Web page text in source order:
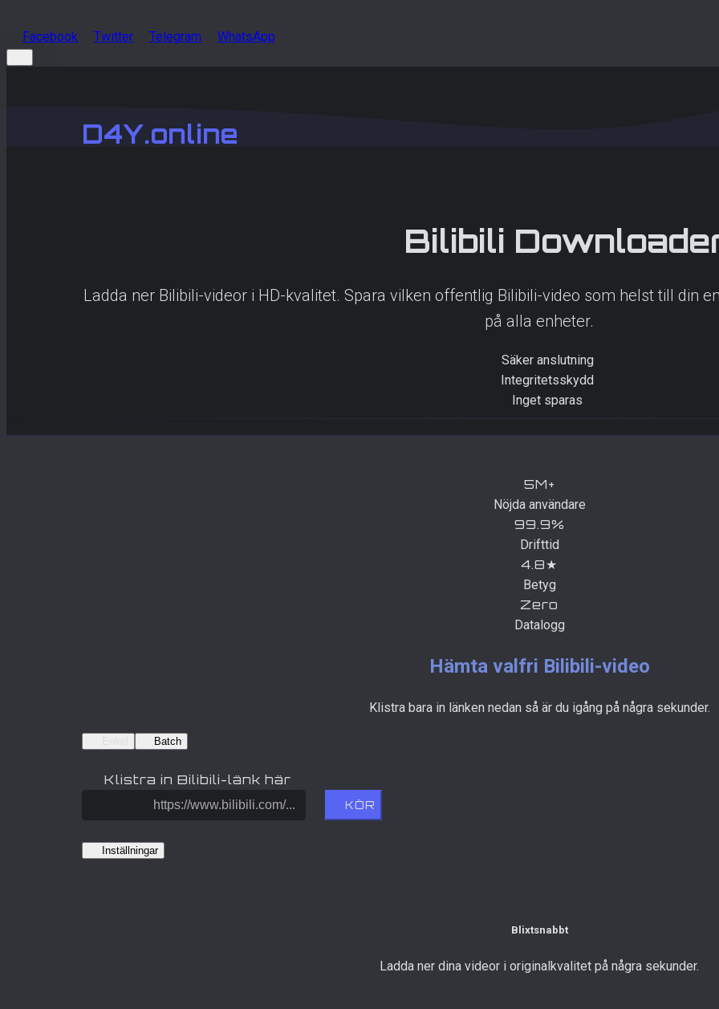
Facebook Twitter Telegram WhatsApp
D4Y.online
Bilibili
Ladda ner Bilibili-videor i HD-kvalitet. Spara vilken offentlig Bilibili-video som helst till din
på alla enheter.
Säker anslutning
Integritetsskydd
Inget sparas
5M+
Nöjda användare
99.9%
Drifttid
4.8★
Betyg
Zero
Datalogg
Hämta valfri Bilibili-video
Klistra bara in länken nedan så är du igång på några sekunder.
Batch
Klistra in Bilibili-länk här
KÖR
Inställningar
Blixtsnabbt
Ladda ner dina videor i originalkvalitet på några sekunder.